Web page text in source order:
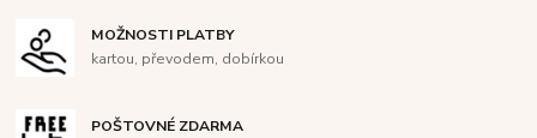
MOŽNOSTI PLATBY
kartou, převodem, dobírkou
POŠTOVNÉ ZDARMA